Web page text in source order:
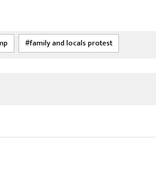
family and locals protest